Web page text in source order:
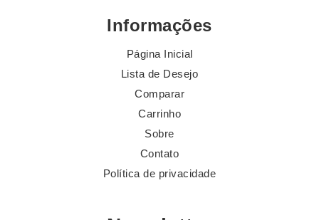
Informações
Página Inicial
Lista de Desejo
Comparar
Carrinho
Sobre
Contato
Política de privacidade